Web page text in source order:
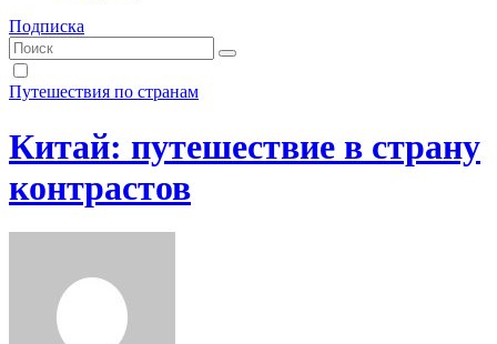
Подписка
Путешествия по странам
Китай: путешествие в страну
контрастов